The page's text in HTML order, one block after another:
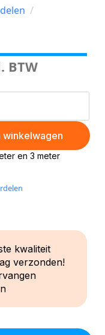
BTW
winkelwagen
en 3 meter
kwaliteit
verzonden!